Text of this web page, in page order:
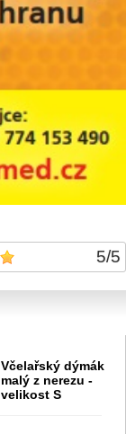
5/5
Včelařský dýmák
malý z nerezu -
velikost S